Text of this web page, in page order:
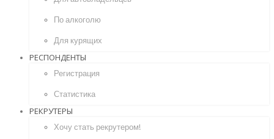
По алкоголю
Для курящих
РЕСПОНДЕНТЫ
Регистрация
Статистика
РЕКРУТЕРЫ
Хочу стать рекрутером!